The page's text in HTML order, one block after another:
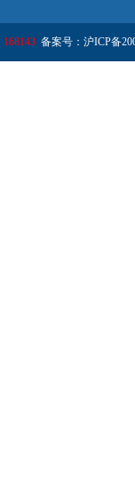
168143 备案号：沪ICP备